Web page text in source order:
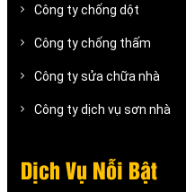
Công ty chống dột
Công ty chống thấm
Công ty sửa chữa nhà
Công ty dịch vụ sơn nhà
Dịch Vụ Nỗi Bật